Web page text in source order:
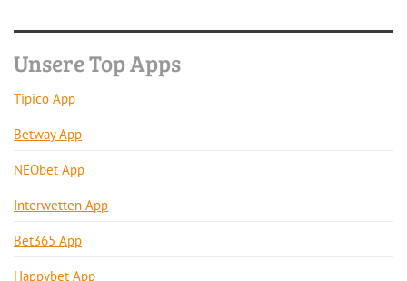
Unsere Top Apps
Tipico App
Betway App
NEObet App
Interwetten App
Bet365 App
Happybet App